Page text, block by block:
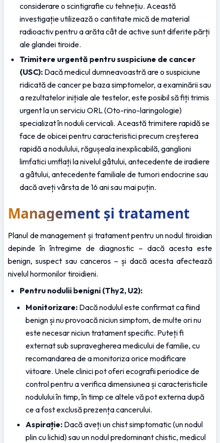
considerare o scintigrafie cu tehnețiu. Această
investigație utilizează o cantitate mică de material
radioactiv pentru a arăta cât de active sunt diferite părți
ale glandei tiroide.
Trimitere urgentă pentru suspiciune de cancer
(USC): Dacă medicul dumneavoastră are o suspiciune
ridicată de cancer pe baza simptomelor, a examinării sau
a rezultatelor inițiale ale testelor, este posibil să fiți trimis
urgent la un serviciu ORL (Oto-rino-laringologie)
specializat în noduli cervicali. Această trimitere rapidă se
face de obicei pentru caracteristici precum creșterea
rapidă a nodulului, răgușeala inexplicabilă, ganglioni
limfatici umflați la nivelul gâtului, antecedente de iradiere
a gâtului, antecedente familiale de tumori endocrine sau
dacă aveți vârsta de 16 ani sau mai puțin.
Management și tratament
Planul de management și tratament pentru un nodul tiroidian
depinde în întregime de diagnostic – dacă acesta este
benign, suspect sau canceros – și dacă acesta afectează
nivelul hormonilor tiroidieni.
Pentru nodulii benigni (Thy2, U2):
Monitorizare: Dacă nodulul este confirmat ca fiind
benign și nu provoacă niciun simptom, de multe ori nu
este necesar niciun tratament specific. Puteți fi
externat sub supravegherea medicului de familie, cu
recomandarea de a monitoriza orice modificare
viitoare. Unele clinici pot oferi ecografii periodice de
control pentru a verifica dimensiunea și caracteristicile
nodulului în timp, în timp ce altele vă pot externa după
ce a fost exclusă prezența cancerului.
Aspirație: Dacă aveți un chist simptomatic (un nodul
plin cu lichid) sau un nodul predominant chistic, medicul